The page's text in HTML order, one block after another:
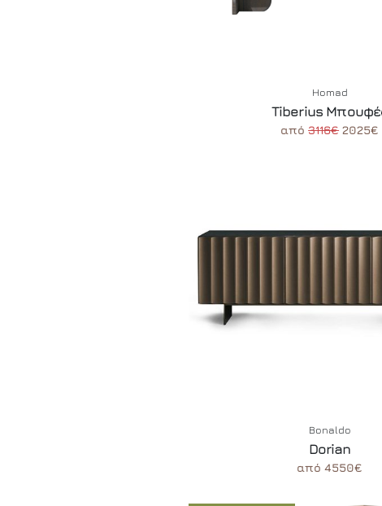
Homad
Tiberius
από3116€ 2025€
Bonaldo
Dorian
από 4550€